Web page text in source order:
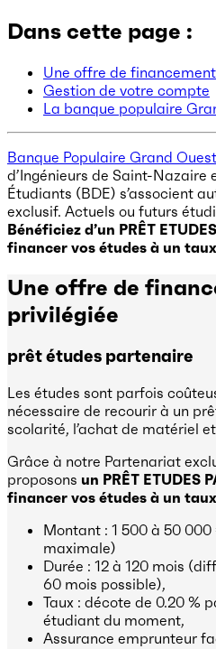
Dans cette page :
Une offre de
Gestion de votre compte
La banque populaire
Banque Populaire Grand Ouest
d’Ingénieurs de Saint-Nazaire
Étudiants (BDE) s’associent
exclusif. Actuels ou futurs
Bénéficiez d’un PRÊT
financer vos études à un
Une offre de
privilégiée
prêt études partenaire
Les études sont parfois
nécessaire de recourir à un
scolarité, l’achat de matériel
Grâce à notre Partenariat
proposons un PRÊT ETUDES
financer vos études à un
Montant : 1 500 à 50
maximale)
Durée : 12 à 120 mois
60 mois possible),
Taux : décote de 0.20 %
étudiant du moment,
Assurance emprunteur